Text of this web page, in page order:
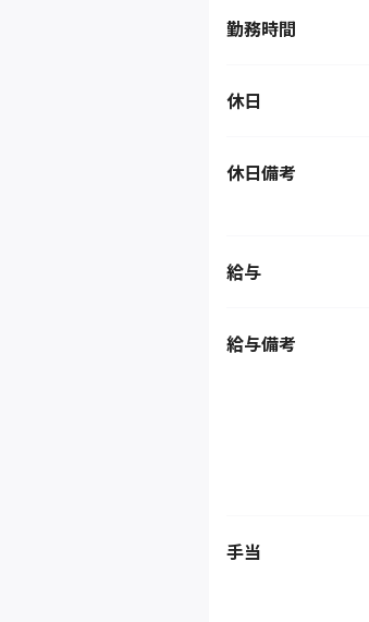
勤務時間
休日
休日備考
給与
給与備考
手当